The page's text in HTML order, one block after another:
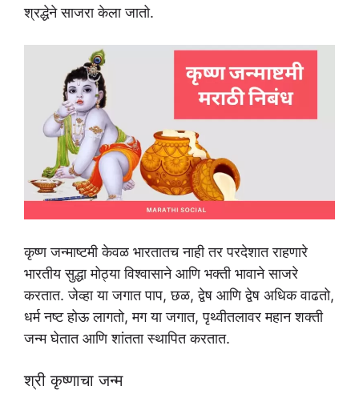
श्रद्धेने साजरा केला जातो.
कृष्ण जन्माष्टमी केवळ भारतातच नाही तर परदेशात राहणारे
भारतीय सुद्धा मोठ्या विश्वासाने आणि भक्ती भावाने साजरे
करतात. जेव्हा या जगात पाप, छळ, द्वेष आणि द्वेष अधिक वाढतो,
धर्म नष्ट होऊ लागतो, मग या जगात, पृथ्वीतलावर महान शक्ती
जन्म घेतात आणि शांतता स्थापित करतात.
श्री कृष्णाचा जन्म